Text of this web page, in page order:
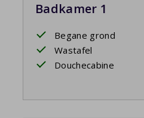
Badkamer 1
Begane grond
Wastafel
Douchecabine